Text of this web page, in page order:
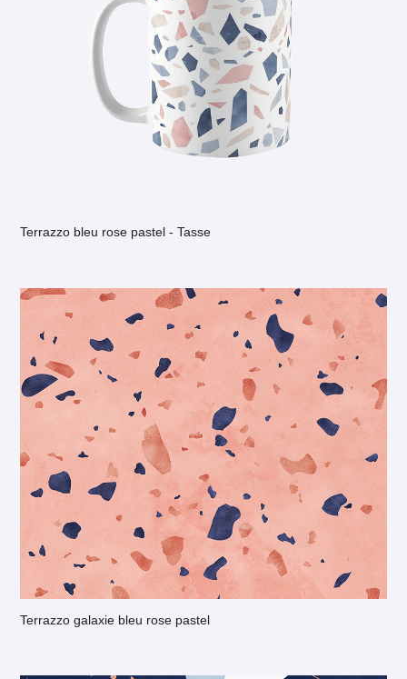
Terrazzo bleu rose pastel - Tasse
Terrazzo galaxie bleu rose pastel